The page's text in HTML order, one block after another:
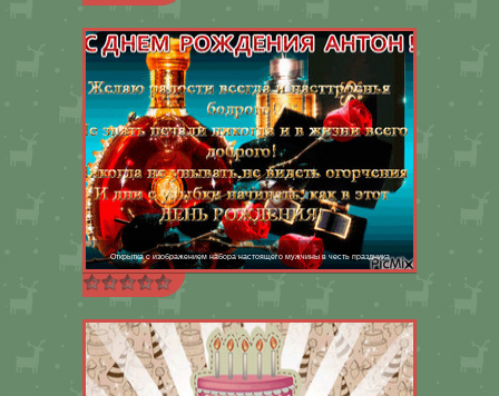
Открытка с изображением набора настоящего мужчины в честь праздника